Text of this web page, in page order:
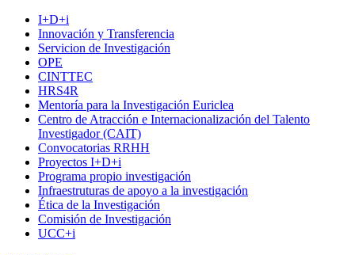
I+D+i
Innovación y Transferencia
Servicion de Investigación
OPE
CINTTEC
HRS4R
Mentoría para la Investigación Euriclea
Centro de Atracción e Internacionalización del Talento
Investigador (CAIT)
Convocatorias RRHH
Proyectos I+D+i
Programa propio investigación
Infraestruturas de apoyo a la investigación
Ética de la Investigación
Comisión de Investigación
UCC+i